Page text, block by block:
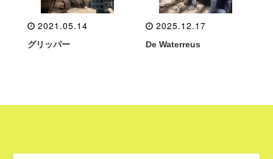
2021.05.14
グリッパー
2025.12.17
De Waterreus